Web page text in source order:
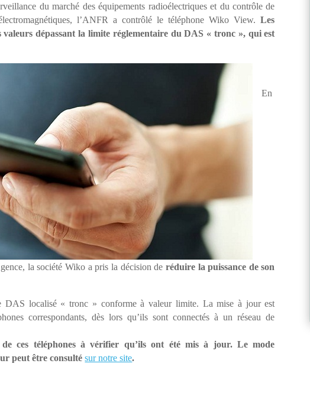
du marché des équipements radioélectriques et du contrôle de
l’ANFR a contrôlé le téléphone Wiko View.Les
valeurs dépassant la limite réglementaire du DAS « tronc », qui est
En
la société Wiko a pris la décision de réduire la puissance de son
DAS localisé « tronc » conforme à valeur limite. La mise à jour est
correspondants, dès lors qu’ils sont connectés à un réseau de
ces téléphones à vérifier qu’ils ont été mis à jour. Le mode
peut être consultésur notre site.